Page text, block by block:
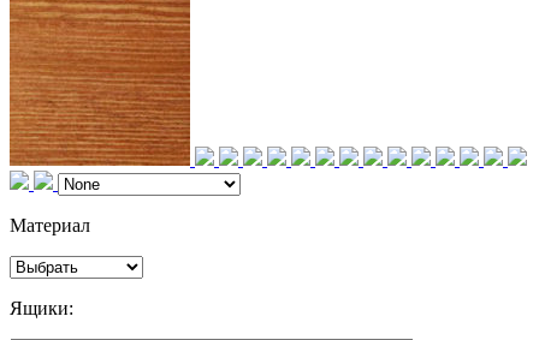
Материал
Ящики: